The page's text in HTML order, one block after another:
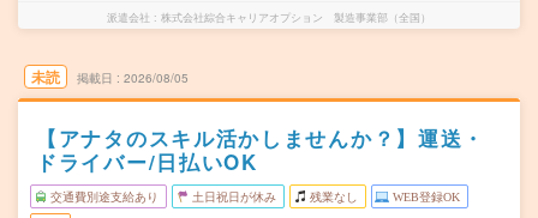
派遣会社 株式会社綜合キャリアオプション 製造事業部（全国）
未読 掲載日 2026/08/05
【アナタのスキル活かしませんか？】運送・
ドライバー/日払いOK
交通費別途支給あり 土日祝日が休み 残業なし WEB登録OK